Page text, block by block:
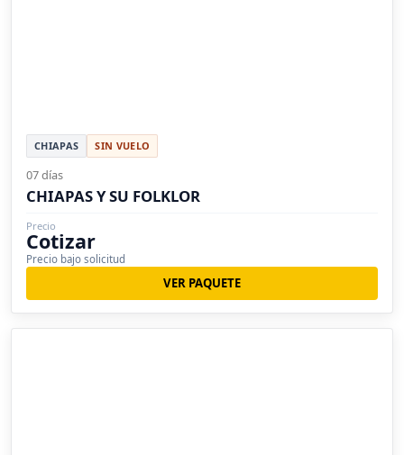
CHIAPAS SIN VUELO
07 días
CHIAPAS Y SU FOLKLOR
Precio
Cotizar
Precio bajo solicitud
VER PAQUETE